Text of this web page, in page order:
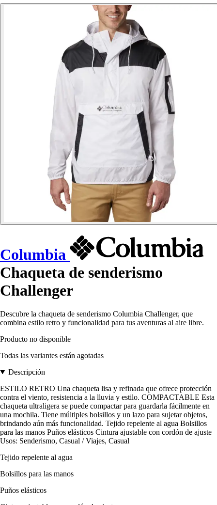
Columbia
Chaqueta de senderismo
Challenger
Descubre la chaqueta de senderismo Columbia Challenger, que
combina estilo retro y funcionalidad para tus aventuras al aire libre.
Producto no disponible
Todas las variantes están agotadas
Descripción
ESTILO RETRO Una chaqueta lisa y refinada que ofrece protección
contra el viento, resistencia a la lluvia y estilo. COMPACTABLE Esta
chaqueta ultraligera se puede compactar para guardarla fácilmente en
una mochila. Tiene múltiples bolsillos y un lazo para sujetar objetos,
brindando aún más funcionalidad. Tejido repelente al agua Bolsillos
para las manos Puños elásticos Cintura ajustable con cordón de ajuste
Usos: Senderismo, Casual / Viajes, Casual
Tejido repelente al agua
Bolsillos para las manos
Puños elásticos